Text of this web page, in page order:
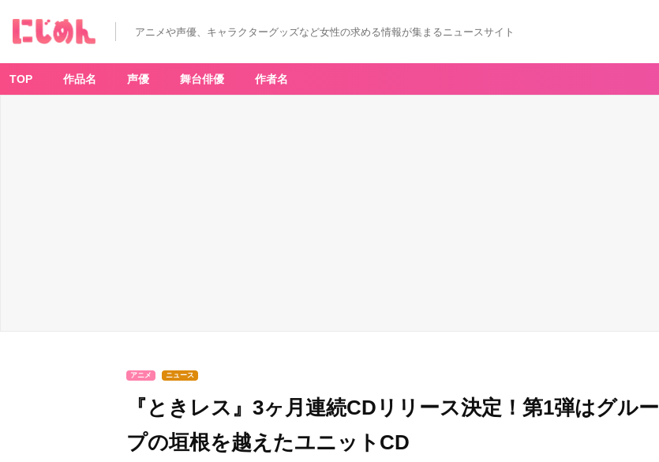
アニメや声優、キャラクターグッズなど女性の求める情報が集まるニュースサイト
TOP 作品名 声優 舞台俳優 作者名
アニメ ニュース
『ときレス』3ヶ月連続CDリリース決定！第1弾はグルー
プの垣根を越えたユニットCD